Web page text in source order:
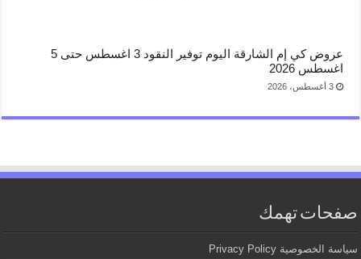
عروض كي إم الشارقة اليوم توفير النقود 3 اغسطس حتى 5
اغسطس 2026
3 أغسطس، 2026
صفحات تهمك
سياسة الخصوصية Privacy Policy